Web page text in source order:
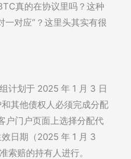
真的在协议里吗？这种
一对应”？这里头其实有很
计划于 2025 年 1 月 3 日
其他债权人必须完成分配
户门户页面上选择分配代
日期（2025 年 1 月 3
索赔的持有人进行。